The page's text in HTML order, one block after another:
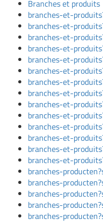
Branches et produits
branches-et-
branches-et-
branches-et-
branches-et-
branches-et-
branches-et-
branches-et-
branches-et-
branches-et-
branches-et-
branches-et-
branches-et-
branches-et-
branches-et-
branches-
branches-
branches-
branches-
branches-